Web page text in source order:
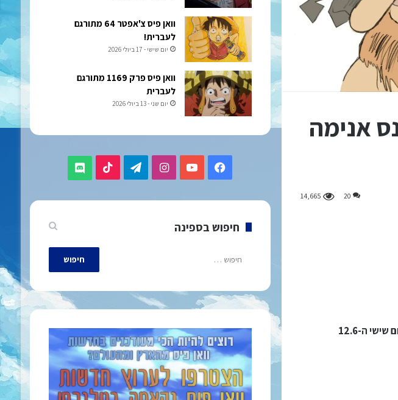
+ כנס אנימה
20
14,665
שישי ה-12.6
וואן פיס צ'אפטר 64 מתורגם
לעברית!
יום שישי - 17 ביולי 2026
וואן פיס פרק 1169 מתורגם
לעברית
יום שני - 13 ביולי 2026
Facebook
YouTube
Instagram
Telegram
TikTok
Discord
חיפוש בספינה
חיפוש: